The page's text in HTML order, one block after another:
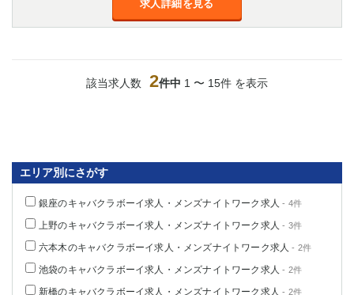
求人詳細を見る
該当求人数 2件中 1 〜 15件 を表示
エリア別にさがす
銀座のキャバクラボーイ求人・メンズナイトワーク求人 - 4件
上野のキャバクラボーイ求人・メンズナイトワーク求人 - 3件
六本木のキャバクラボーイ求人・メンズナイトワーク求人 - 2件
池袋のキャバクラボーイ求人・メンズナイトワーク求人 - 2件
新橋のキャバクラボーイ求人・メンズナイトワーク求人 - 2件
館林
0件 選択した内容で設定